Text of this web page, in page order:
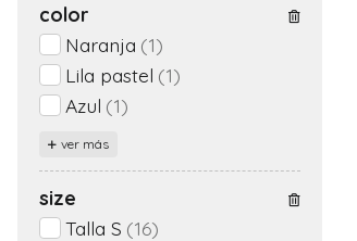
color
Naranja (1)
Lila pastel (1)
Azul (1)
ver más
size
Talla S (16)